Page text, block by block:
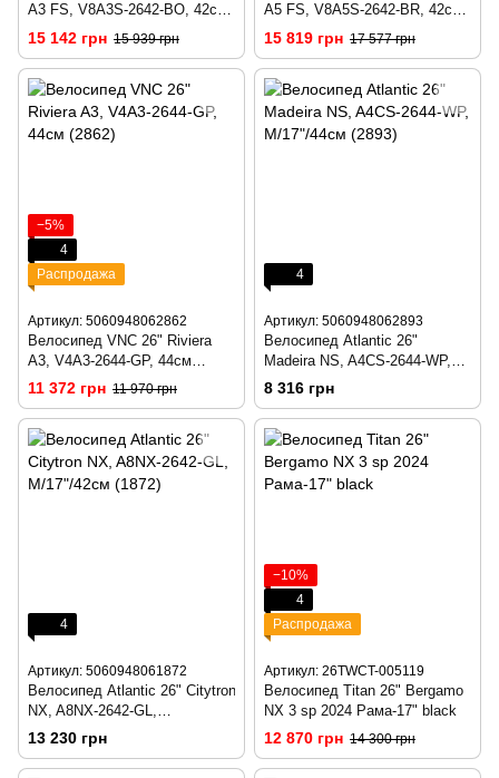
A3 FS, V8A3S-2642-BO, 42см
(1827)
15 142 грн 15 939 грн
A5 FS, V8A5S-2642-BR, 42см
(1841)
15 819 грн 17 577 грн
−5%
4
Распродажа
Артикул: 5060948062862
Велосипед VNC 26" Riviera
A3, V4A3-2644-GP, 44см
(2862)
11 372 грн 11 970 грн
4
Артикул: 5060948062893
Велосипед Atlantic 26"
Madeira NS, A4CS-2644-WP,
M/17"/44см (2893)
8 316 грн
4
Артикул: 5060948061872
Велосипед Atlantic 26" Citytron
NX, A8NX-2642-GL,
M/17"/42см (1872)
13 230 грн
−10%
4
Распродажа
Артикул: 26TWCT-005119
Велосипед Titan 26" Bergamo
NX 3 sp 2024 Рама-17" black
12 870 грн 14 300 грн